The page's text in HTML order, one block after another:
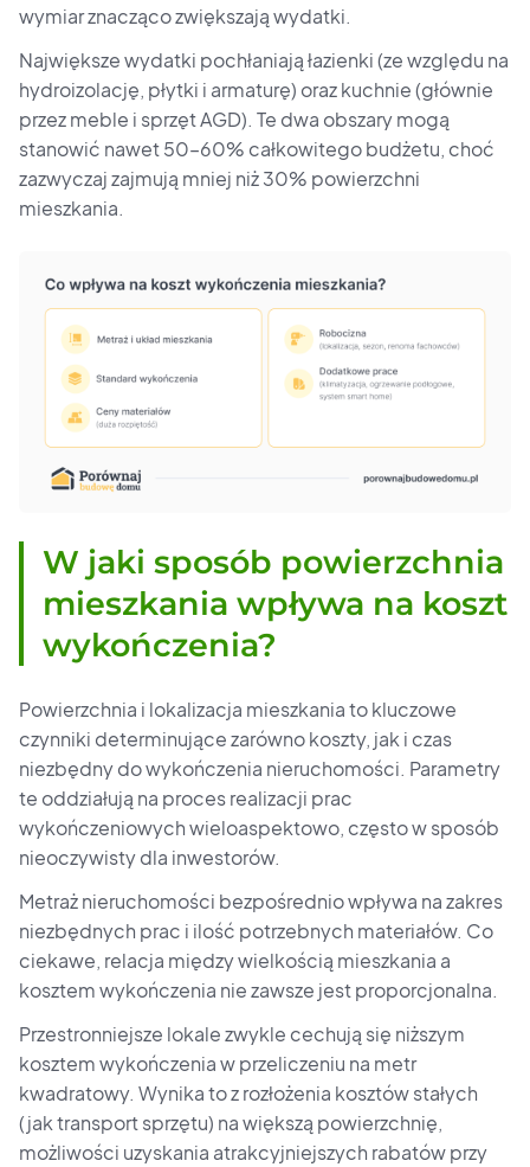
wymiar znacząco zwiększają wydatki.
Największe wydatki pochłaniają łazienki (ze względu na
hydroizolację, płytki i armaturę) oraz kuchnie (głównie
przez meble i sprzęt AGD). Te dwa obszary mogą
stanowić nawet 50–60% całkowitego budżetu, choć
zazwyczaj zajmują mniej niż 30% powierzchni
mieszkania.
W jaki sposób powierzchnia
mieszkania wpływa na koszt
wykończenia?
Powierzchnia i lokalizacja mieszkania to kluczowe
czynniki determinujące zarówno koszty, jak i czas
niezbędny do wykończenia nieruchomości. Parametry
te oddziałują na proces realizacji prac
wykończeniowych wieloaspektowo, często w sposób
nieoczywisty dla inwestorów.
Metraż nieruchomości bezpośrednio wpływa na zakres
niezbędnych prac i ilość potrzebnych materiałów. Co
ciekawe, relacja między wielkością mieszkania a
kosztem wykończenia nie zawsze jest proporcjonalna.
Przestronniejsze lokale zwykle cechują się niższym
kosztem wykończenia w przeliczeniu na metr
kwadratowy. Wynika to z rozłożenia kosztów stałych
(jak transport sprzętu) na większą powierzchnię,
możliwości uzyskania atrakcyjniejszych rabatów przy